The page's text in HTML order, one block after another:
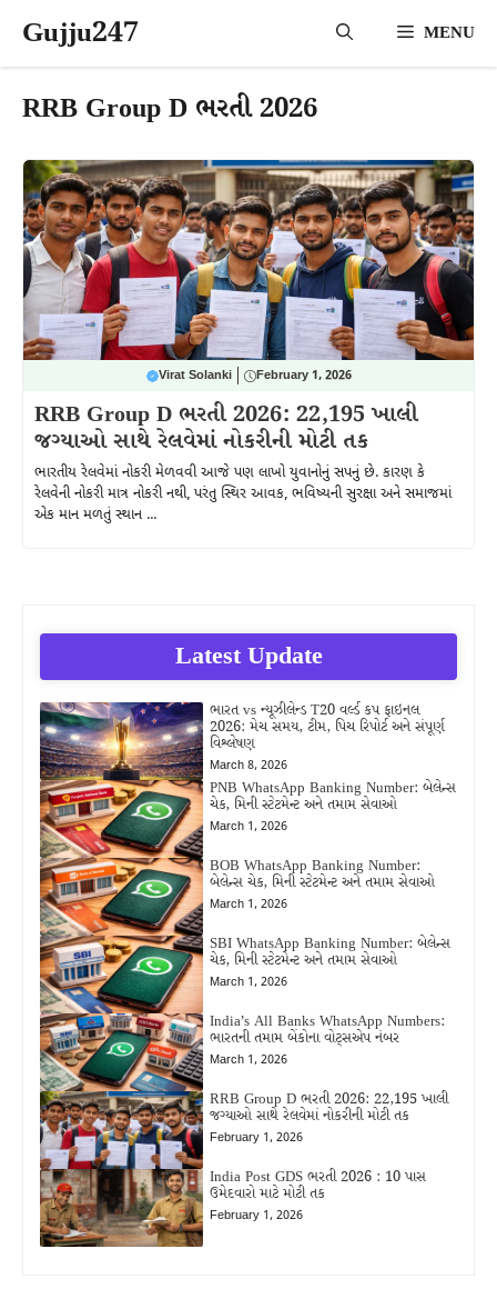
Gujju247 MENU
RRB Group D ભરતી 2026
Virat Solanki February 1, 2026
RRB Group D ભરતી 2026: 22,195 ખાલી
જગ્યાઓ સાથે રેલવેમાં નોકરીની મોટી તક
ભારતીય રેલવેમાં નોકરી મેળવવી આજે પણ લાખો યુવાનોનું સપનું છે. કારણ કે
રેલવેની નોકરી માત્ર નોકરી નથી, પરંતુ સ્થિર આવક, ભવિષ્યની સુરક્ષા અને સમાજમાં
એક માન મળતું સ્થાન ...
Latest Update
ભારત vs ન્યૂઝીલેન્ડ T20 વર્લ્ડ કપ ફાઇનલ
2026: મેચ સમય, ટીમ, પિચ રિપોર્ટ અને સંપૂર્ણ
વિશ્લેષણ
March 8, 2026
PNB WhatsApp Banking Number: બેલેન્સ
ચેક, મિની સ્ટેટમેન્ટ અને તમામ સેવાઓ
March 1, 2026
BOB WhatsApp Banking Number:
બેલેન્સ ચેક, મિની સ્ટેટમેન્ટ અને તમામ સેવાઓ
March 1, 2026
SBI WhatsApp Banking Number: બેલેન્સ
ચેક, મિની સ્ટેટમેન્ટ અને તમામ સેવાઓ
March 1, 2026
India’s All Banks WhatsApp Numbers:
ભારતની તમામ બેંકોના વોટ્સએપ નંબર
March 1, 2026
RRB Group D ભરતી 2026: 22,195 ખાલી
જગ્યાઓ સાથે રેલવેમાં નોકરીની મોટી તક
February 1, 2026
India Post GDS ભરતી 2026 : 10 પાસ
ઉમેદવારો માટે મોટી તક
February 1, 2026